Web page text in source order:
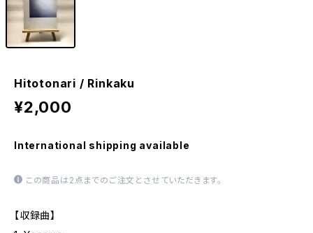
Hitotonari / Rinkaku
¥2,000
International shipping available
この商品は2点までのご注文とさせていただきます。
【収録曲】